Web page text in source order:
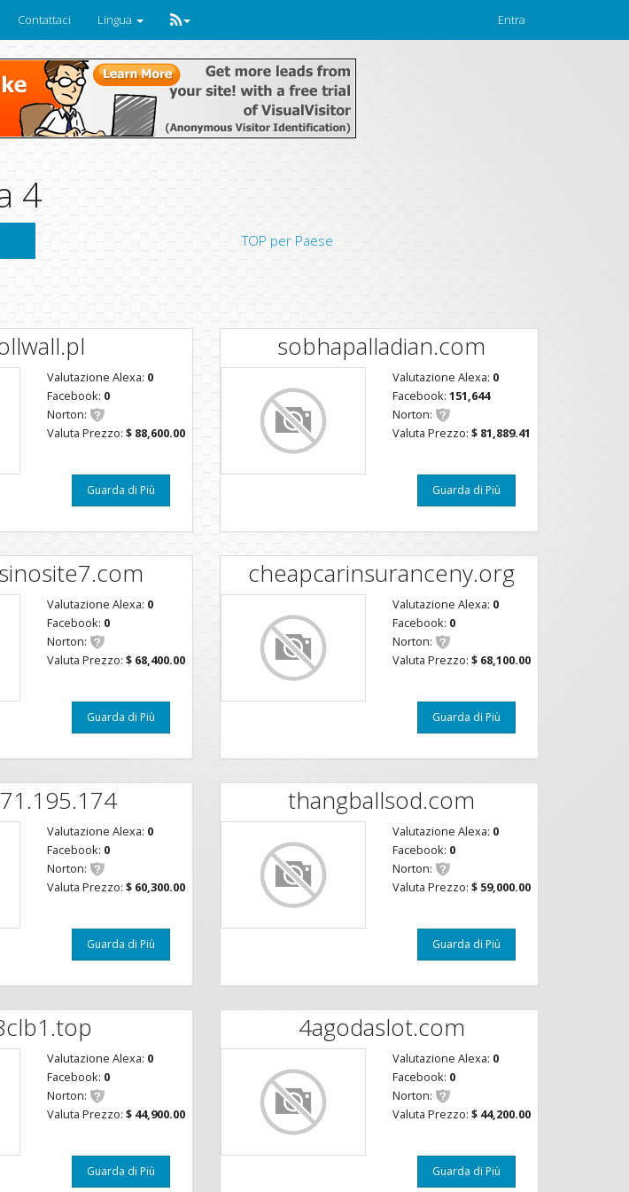
Contattaci Lingua Entra
4
TOP per Paese
Valutazione Alexa: 0
Facebook: 0
Norton:
Valuta Prezzo: $ 88,600.00
Guarda di Più
sobhapalladian.com
Valutazione Alexa: 0
Facebook: 151,644
Norton:
Valuta Prezzo: $ 81,889.41
Guarda di Più
Valutazione Alexa: 0
Facebook: 0
Norton:
Valuta Prezzo: $ 68,400.00
Guarda di Più
cheapcarinsuranceny.org
Valutazione Alexa: 0
Facebook: 0
Norton:
Valuta Prezzo: $ 68,100.00
Guarda di Più
Valutazione Alexa: 0
Facebook: 0
Norton:
Valuta Prezzo: $ 60,300.00
Guarda di Più
thangballsod.com
Valutazione Alexa: 0
Facebook: 0
Norton:
Valuta Prezzo: $ 59,000.00
Guarda di Più
Valutazione Alexa: 0
Facebook: 0
Norton:
Valuta Prezzo: $ 44,900.00
Guarda di Più
4agodaslot.com
Valutazione Alexa: 0
Facebook: 0
Norton:
Valuta Prezzo: $ 44,200.00
Guarda di Più